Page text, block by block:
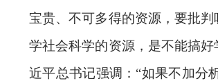
宝贵、不可多得的资源，要批
学社会科学的资源，是不能搞
近平总书记强调：“如果不加分